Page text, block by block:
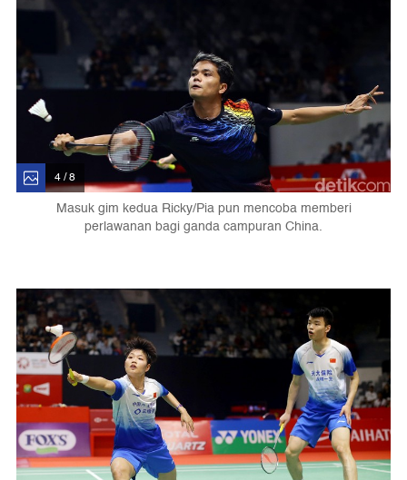
4 / 8
Masuk gim kedua Ricky/Pia pun mencoba memberi
perlawanan bagi ganda campuran China.